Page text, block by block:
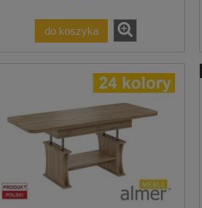
do koszyka